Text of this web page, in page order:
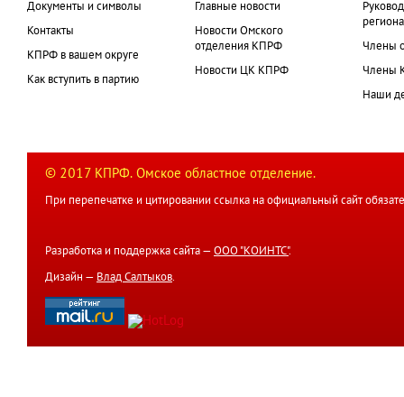
Документы и символы
Контакты
КПРФ в вашем округе
Как вступить в партию
Главные новости
Новости Омского
отделения КПРФ
Новости ЦК КПРФ
Члены
Члены
Наши
© 2017 КПРФ. Омское областное отделение.
При перепечатке и цитировании ссылка на официальный сайт
Разработка и поддержка сайта — ООО "КОИНТС".
Дизайн — Влад Салтыков.